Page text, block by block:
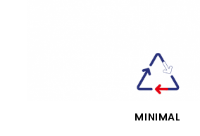
SCHNELLANSICHT
MINIMAL